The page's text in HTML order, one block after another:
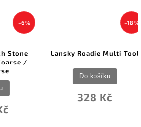
–6 %
/
–18 %
Lansky Roadie Multi Tool
328 Kč
Do košíku